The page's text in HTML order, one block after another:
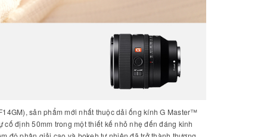
sản phẩm mới nhất thuộc dải ống kính G Master™
định 50mm trong một thiết kế nhỏ nhẹ đến đáng kinh